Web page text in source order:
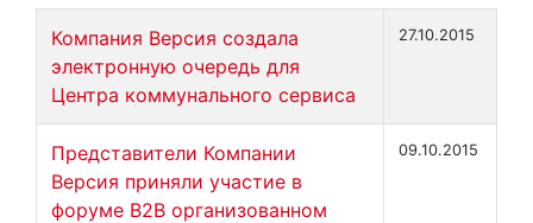
Компания Версия создала
электронную очередь для
Центра коммунального сервиса
27.10.2015
Представители Компании
Версия приняли участие в
форуме В2В организованном
09.10.2015